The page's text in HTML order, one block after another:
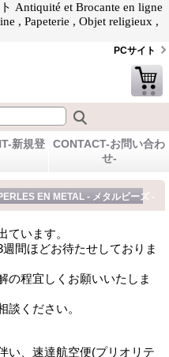
Antiquité et Brocante en ligne
, Papeterie , Objet religieux ,
PCサイト
新規登
CONTACT-お問い合わ
せ-
EN METAL - メタルビーズ -
ています。
間ほどお待たせしておりま
の程宜しくお願いいたしま
談ください。
い、速達航空便(プリオリテ